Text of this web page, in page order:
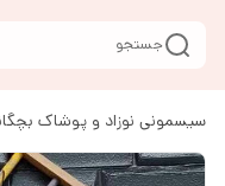
جستجو
سیسمونی نوزاد و پوشاک